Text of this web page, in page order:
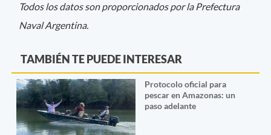
Todos los datos son proporcionados por la Prefectura
Naval Argentina.
TAMBIÉN TE PUEDE INTERESAR
Protocolo oficial para
pescar en Amazonas: un
paso adelante